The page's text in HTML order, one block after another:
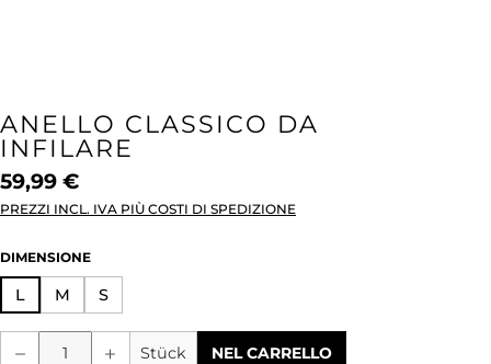
ANELLO CLASSICO DA
INFILARE
59,99 €
PREZZI INCL. IVA PIÙ COSTI DI SPEDIZIONE
SELEZIONA
DIMENSIONE
L M S
Quantità del prodotto: inserisci la
Stück NEL CARRELLO